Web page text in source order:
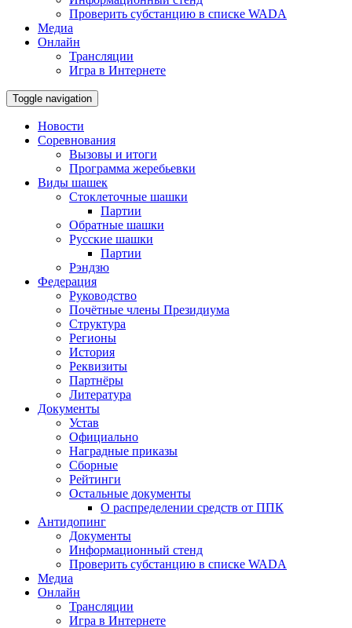
Проверить субстанцию в списке WADA
Медиа
Онлайн
Трансляции
Игра в Интернете
Toggle navigation
Новости
Соревнования
Вызовы и итоги
Программа жеребьевки
Виды шашек
Стоклеточные шашки
Партии
Обратные шашки
Русские шашки
Партии
Рэндзю
Федерация
Руководство
Почётные члены Президиума
Структура
Регионы
История
Реквизиты
Партнёры
Литература
Документы
Устав
Официально
Наградные приказы
Сборные
Рейтинги
Остальные документы
О распределении средств от ППК
Антидопинг
Документы
Информационный стенд
Проверить субстанцию в списке WADA
Медиа
Онлайн
Трансляции
Игра в Интернете